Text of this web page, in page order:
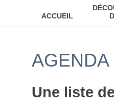
ACCUEIL
Une liste